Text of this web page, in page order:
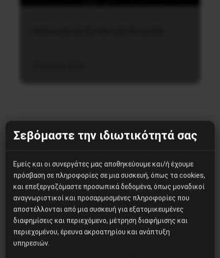
Δημοφιλή Άρθρα
H δολοφονία του Ιρανού
επιστήμονα Μοχσέν
Φαχριζαντέ
Σεβόμαστε την ιδιωτικότητά σας
Εμείς και οι συνεργάτες μας αποθηκεύουμε και/ή έχουμε
πρόσβαση σε πληροφορίες σε μια συσκευή, όπως τα cookies,
και επεξεργαζόμαστε προσωπικά δεδομένα, όπως μοναδικοί
αναγνωριστικοί και προσαρμοσμένες πληροφορίες που
αποστέλλονται από μια συσκευή για εξατομικευμένες
διαφημίσεις και περιεχόμενο, μέτρηση διαφήμισης και
περιεχομένου, έρευνα ακροατηρίου και ανάπτυξη
υπηρεσιών.